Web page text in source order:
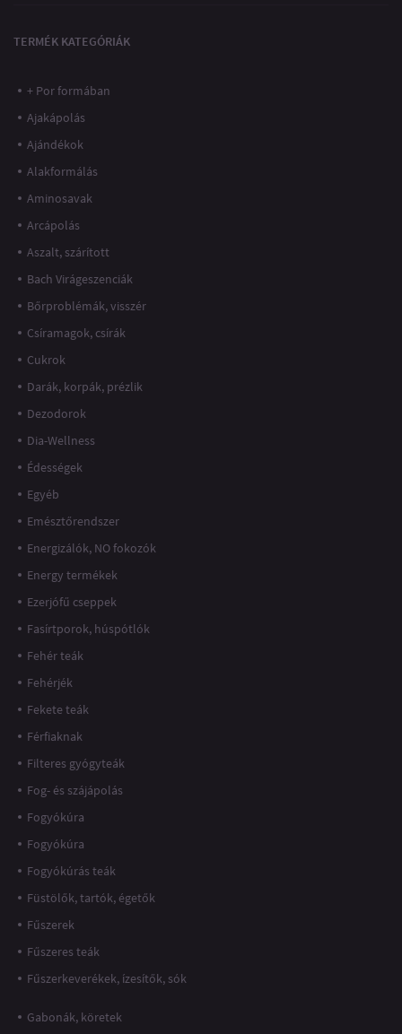
TERMÉK KATEGÓRIÁK
+ Por formában
Ajakápolás
Ajándékok
Alakformálás
Aminosavak
Arcápolás
Aszalt, szárított
Bach Virágeszenciák
Bőrproblémák, visszér
Csíramagok, csírák
Cukrok
Darák, korpák, prézlik
Dezodorok
Dia-Wellness
Édességek
Egyéb
Emésztőrendszer
Energizálók, NO fokozók
Energy termékek
Ezerjófű cseppek
Fasírtporok, húspótlók
Fehér teák
Fehérjék
Fekete teák
Férfiaknak
Filteres gyógyteák
Fog- és szájápolás
Fogyókúra
Fogyókúra
Fogyókúrás teák
Füstölők, tartók, égetők
Fűszerek
Fűszeres teák
Fűszerkeverékek, ízesítők, sók
Gabonák, köretek